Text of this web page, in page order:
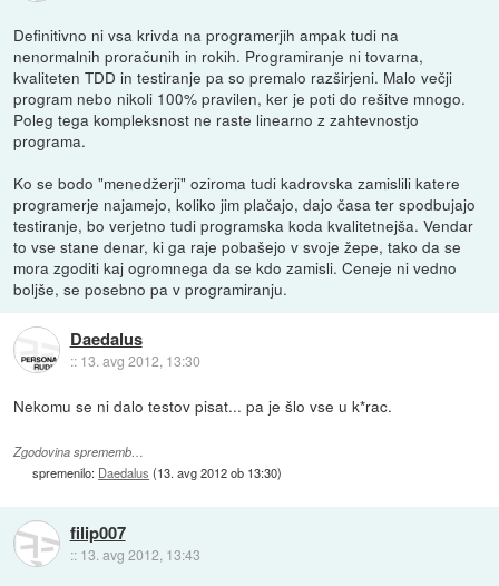
Definitivno ni vsa krivda na programerjih ampak tudi na
nenormalnih proračunih in rokih. Programiranje ni tovarna,
kvaliteten TDD in testiranje pa so premalo razširjeni. Malo večji
program nebo nikoli 100% pravilen, ker je poti do rešitve mnogo.
Poleg tega kompleksnost ne raste linearno z zahtevnostjo
programa.
Ko se bodo "menedžerji" oziroma tudi kadrovska zamislili katere
programerje najamejo, koliko jim plačajo, dajo časa ter spodbujajo
testiranje, bo verjetno tudi programska koda kvalitetnejša. Vendar
to vse stane denar, ki ga raje pobašejo v svoje žepe, tako da se
mora zgoditi kaj ogromnega da se kdo zamisli. Ceneje ni vedno
boljše, se posebno pa v programiranju.
Daedalus
:: 13. avg 2012, 13:30
Nekomu se ni dalo testov pisat... pa je šlo vse u k*rac.
Zgodovina sprememb…
spremenilo: Daedalus (13. avg 2012 ob 13:30)
filip007
:: 13. avg 2012, 13:43